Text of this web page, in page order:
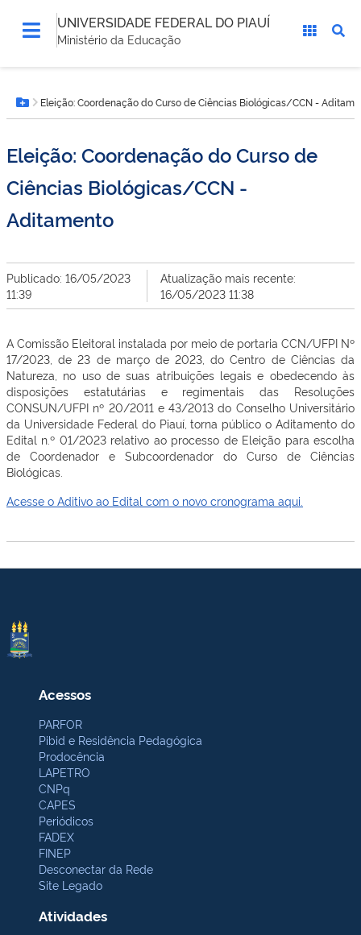
UNIVERSIDADE FEDERAL DO PIAUÍ
Ministério da Educação
está
aqui:Botão Menu
Eleição: Coordenação do Curso de Ciências Biológicas/CCN -
Eleição: Coordenação do Curso de
Ciências Biológicas/CCN -
Aditamento
Publicado: 16/05/2023
11:39
Atualização mais recente:
16/05/2023 11:38
A Comissão Eleitoral instalada por meio de portaria CCN/UFPI Nº
17/2023, de 23 de março de 2023, do Centro de Ciências da
Natureza, no uso de suas atribuições legais e obedecendo às
disposições estatutárias e regimentais das Resoluções
CONSUN/UFPI nº 20/2011 e 43/2013 do Conselho Universitário
da Universidade Federal do Piauí, torna público o Aditamento do
Edital n.º 01/2023 relativo ao processo de Eleição para escolha
de Coordenador e Subcoordenador do Curso de Ciências
Biológicas.
Acesse o Aditivo ao Edital com o novo cronograma aqui.
Acessos
PARFOR
Pibid e Residência Pedagógica
Prodocência
LAPETRO
CNPq
CAPES
Periódicos
FADEX
FINEP
Desconectar da Rede
Site Legado
Atividades